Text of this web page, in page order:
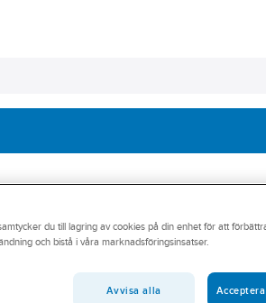
ZEKLER
Glasögonpåse
GLASÖGONPÅSE
Artikelnummer:
875792
du till lagring av cookies på din enhet för att
och bistå i våra marknadsföringsinsatser.
Avvisa alla